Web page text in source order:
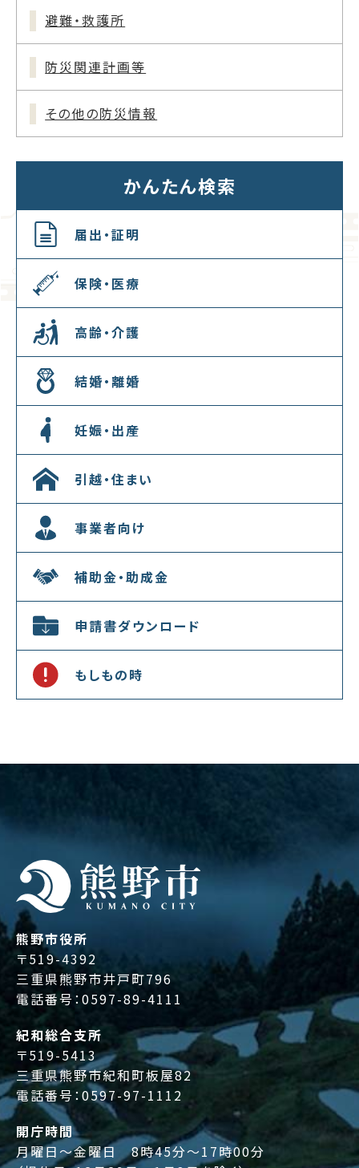
避難・救護所
防災関連計画等
その他の防災情報
かんたん検索
届出・証明
保険・医療
高齢・介護
結婚・離婚
妊娠・出産
引越・住まい
事業者向け
補助金・助成金
申請書ダウンロード
もしもの時
熊野市役所
〒519-4392
三重県熊野市井戸町796
電話番号：0597-89-4111
紀和総合支所
〒519-5413
三重県熊野市紀和町板屋82
電話番号：0597-97-1112
開庁時間
月曜日～金曜日 8時45分～17時00分